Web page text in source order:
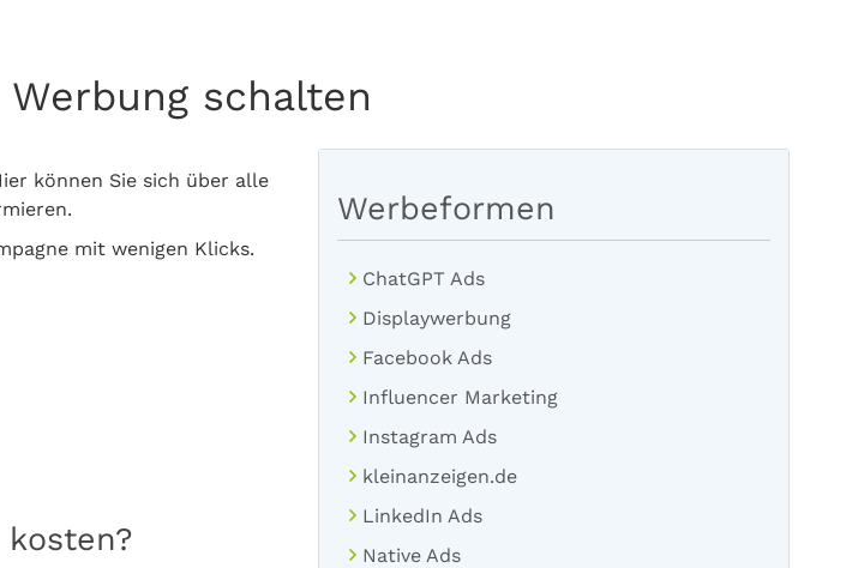
schalten
können Sie sich über alle
mit wenigen Klicks.
kosten?
Werbeformen
ChatGPT Ads
Displaywerbung
Facebook Ads
Influencer Marketing
Instagram Ads
kleinanzeigen.de
LinkedIn Ads
Native Ads